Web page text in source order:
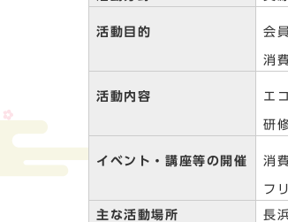
活動目的 会
消
活動内容 エ
研
イベント・講座等の開催 消
フ
主な活動場所 長